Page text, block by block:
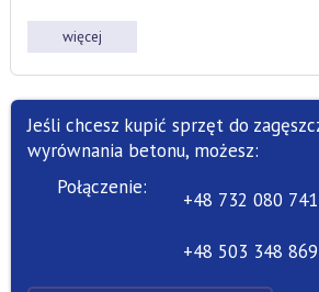
więcej
Jeśli chcesz kupić sprzęt do
wyrównania betonu, możesz:
Połączenie:
+48 732 080 741
+48 503 348 869